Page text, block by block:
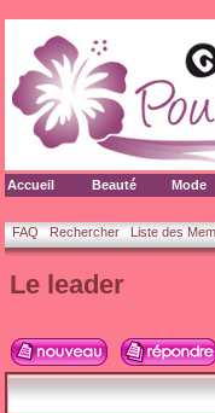
Accueil Beauté Mode
FAQ Rechercher Liste des
Le leader